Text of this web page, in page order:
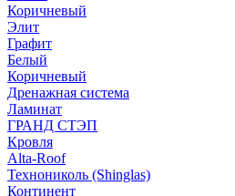
Коричневый
Элит
Графит
Белый
Коричневый
Дренажная система
Ламинат
ГРАНД СТЭП
Кровля
Alta-Roof
Технониколь (Shinglas)
Континент